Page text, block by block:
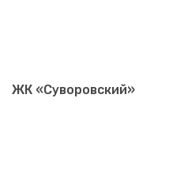
ЖК «Суворовский»